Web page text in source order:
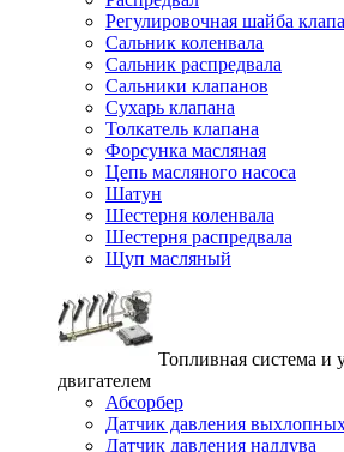
Регулировочная шайба
Сальник коленвала
Сальник распредвала
Сальники клапанов
Сухарь клапана
Толкатель клапана
Форсунка масляная
Цепь масляного насоса
Шатун
Шестерня коленвала
Шестерня распредвала
Щуп масляный
Топливная система и
двигателем
Абсорбер
Датчик давления выхлопных
Датчик давления наддува